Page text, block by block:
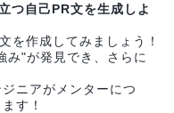
つ自己PR文を生成しよ
を作成してみましょう！
み"が発見でき、さらに
ニアがメンターにつ
す！